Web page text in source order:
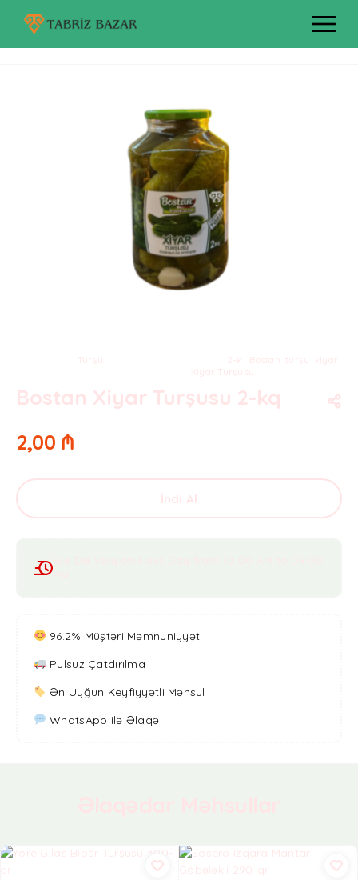
Turşu 2-k. Bostan turşu xiyar
Xiyar Turşusu
Bostan Xiyar Turşusu 2-kq
2,00 ₼
İndi Al
96.2% Müştəri Məmnuniyyəti
Pulsuz Çatdırılma
Ən Uyğun Keyfiyyətli Məhsul
WhatsApp ilə Əlaqə